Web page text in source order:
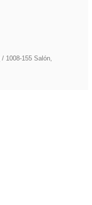
/ 1008-155 Salón,